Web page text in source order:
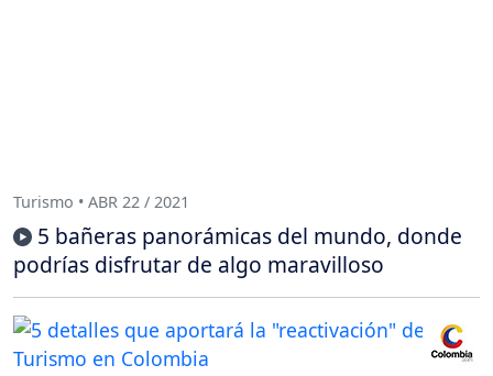
Turismo • ABR 22 / 2021
5 bañeras panorámicas del mundo, donde
podrías disfrutar de algo maravilloso